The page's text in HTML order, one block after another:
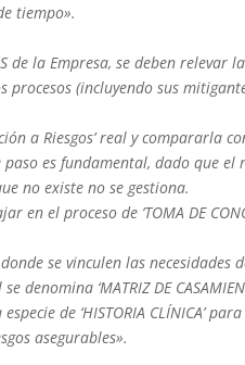
tiempo».
de la Empresa, se deben
(incluyendo sus
a Riesgos’ real y compararla
paso es fundamental, dado que
no existe no se gestiona.
en el proceso de ‘TOMA DE
se vinculen las necesidades
‘MATRIZ DE
de ‘HISTORIA CLÍNICA’
asegurables».